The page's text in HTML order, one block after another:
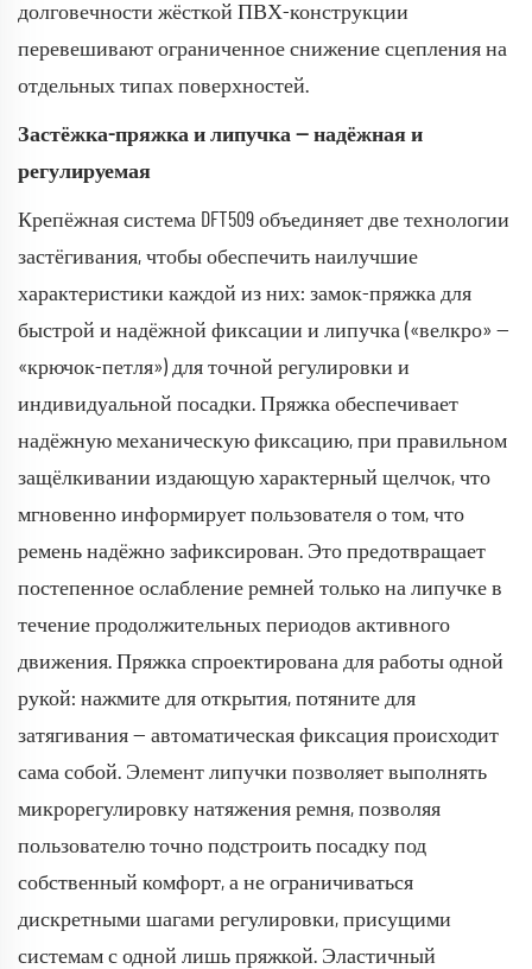
долговечности жёсткой ПВХ-конструкции
перевешивают ограниченное снижение сцепления на
отдельных типах поверхностей.
Застёжка-пряжка и липучка — надёжная и
регулируемая
Крепёжная система DFT509 объединяет две технологии
застёгивания, чтобы обеспечить наилучшие
характеристики каждой из них: замок-пряжка для
быстрой и надёжной фиксации и липучка («велкро» —
«крючок-петля») для точной регулировки и
индивидуальной посадки. Пряжка обеспечивает
надёжную механическую фиксацию, при правильном
защёлкивании издающую характерный щелчок, что
мгновенно информирует пользователя о том, что
ремень надёжно зафиксирован. Это предотвращает
постепенное ослабление ремней только на липучке в
течение продолжительных периодов активного
движения. Пряжка спроектирована для работы одной
рукой: нажмите для открытия, потяните для
затягивания — автоматическая фиксация происходит
сама собой. Элемент липучки позволяет выполнять
микрорегулировку натяжения ремня, позволяя
пользователю точно подстроить посадку под
собственный комфорт, а не ограничиваться
дискретными шагами регулировки, присущими
системам с одной лишь пряжкой. Эластичный